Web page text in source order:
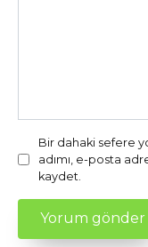
Bir dahaki sefere
adımı, e-posta
kaydet.